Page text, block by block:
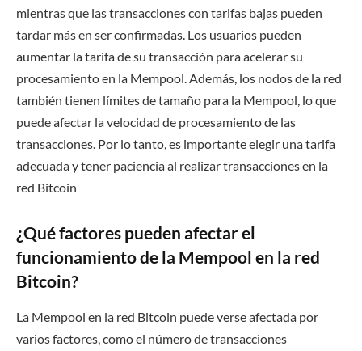
mientras que las transacciones con tarifas bajas pueden
tardar más en ser confirmadas. Los usuarios pueden
aumentar la tarifa de su transacción para acelerar su
procesamiento en la Mempool. Además, los nodos de la red
también tienen límites de tamaño para la Mempool, lo que
puede afectar la velocidad de procesamiento de las
transacciones. Por lo tanto, es importante elegir una tarifa
adecuada y tener paciencia al realizar transacciones en la
red Bitcoin
¿Qué factores pueden afectar el
funcionamiento de la Mempool en la red
Bitcoin?
La Mempool en la red Bitcoin puede verse afectada por
varios factores, como el número de transacciones